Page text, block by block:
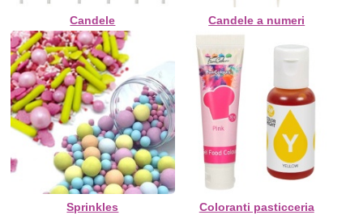
Candele Candele a numeri
Sprinkles Coloranti pasticceria